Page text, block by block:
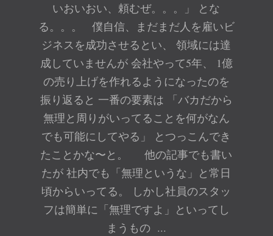
いおいおい、頼むぜ。。。」 とな
る。。。 僕自信、まだまだ人を雇いビ
ジネスを成功させるとい、 領域には達
成していませんが 会社やって5年、 1億
の売り上げを作れるようになったのを
振り返ると 一番の要素は 「バカだから
無理と周りがいってることを何がなん
でも可能にしてやる」 とつっこんでき
たことかな〜と。 他の記事でも書い
たが 社内でも「無理というな」と常日
頃からいってる。 しかし社員のスタッ
フは簡単に「無理ですよ」といってし
まうもの ...